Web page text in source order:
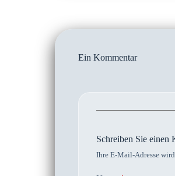
Ein Kommentar
Schreiben Sie einen
Ihre E-Mail-Adresse